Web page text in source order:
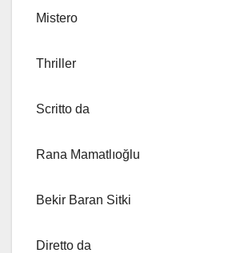
Mistero
Thriller
Scritto da
Rana Mamatlıoğlu
Bekir Baran Sitki
Diretto da